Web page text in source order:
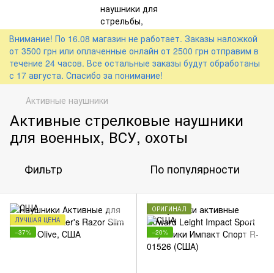
Внимание! По 16.08 магазин не работает. Заказы наложкой
от 3500 грн или оплаченные онлайн от 2500 грн отправим в
течение 24 часов. Все остальные заказы будут обработаны
с 17 августа. Спасибо за понимание!
Активные наушники
Активные стрелковые наушники
для военных, ВСУ, охоты
Фильтр По популярности
ЛУЧШАЯ ЦЕНА
−37%
ОРИГИНАЛ
−20%